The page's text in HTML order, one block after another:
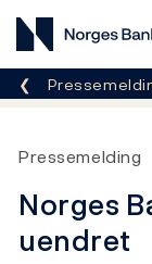
Norges
Her er du
Pressemelding
Norges
uendret